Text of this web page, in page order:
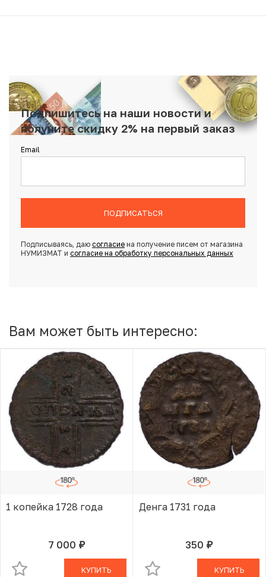
Подпишитесь на наши новости и
получите скидку 2% на первый заказ
Email
ПОДПИСАТЬСЯ
Подписываясь, даю согласиена получение писем от магазина
НУМИЗМАТ и согласие на обработку персональных данных
Вам может быть интересно:
1 копейка 1728 года
7 000 руб.
В КОРЗИНЕ
КУПИТЬ
Денга 1731 года
350 руб.В КОРЗИНЕ
КУПИТЬ